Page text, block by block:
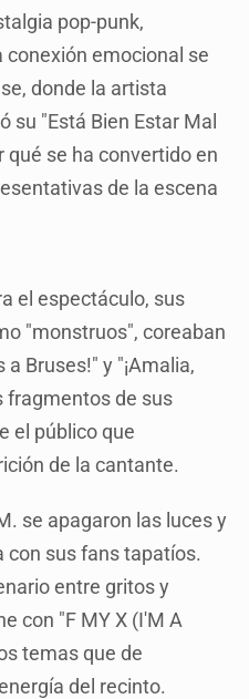
pop-punk,
emocional se
donde la artista
su "Está Bien Estar Mal
qué se ha convertido en
de la escena
el espectáculo, sus
"monstruos", coreaban
a Bruses!" y "¡Amalia,
fragmentos de sus
el público que
de la cantante.
se apagaron las luces y
sus fans tapatíos.
entre gritos y
con "F MY X (I'M A
temas que de
del recinto.